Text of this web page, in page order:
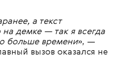
а текст
демке — так я всегда
больше времени», —
вызов оказался не